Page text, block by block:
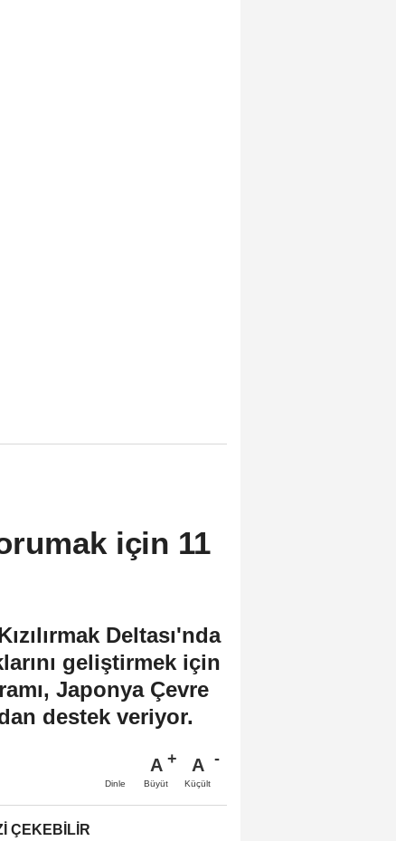
için 11
Deltası'nda
geliştirmek için
Japonya Çevre
destek veriyor.
Dinle
A
Büyüt
A
Küçült
ÇEKEBILIR